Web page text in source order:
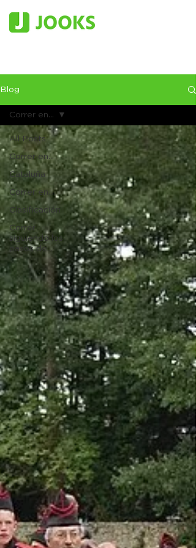
Blog
All Posts
Correr en...
Cataluña
Correr en...
Clasificación
Correr
siguiendo los
pasos de...
Correr en...